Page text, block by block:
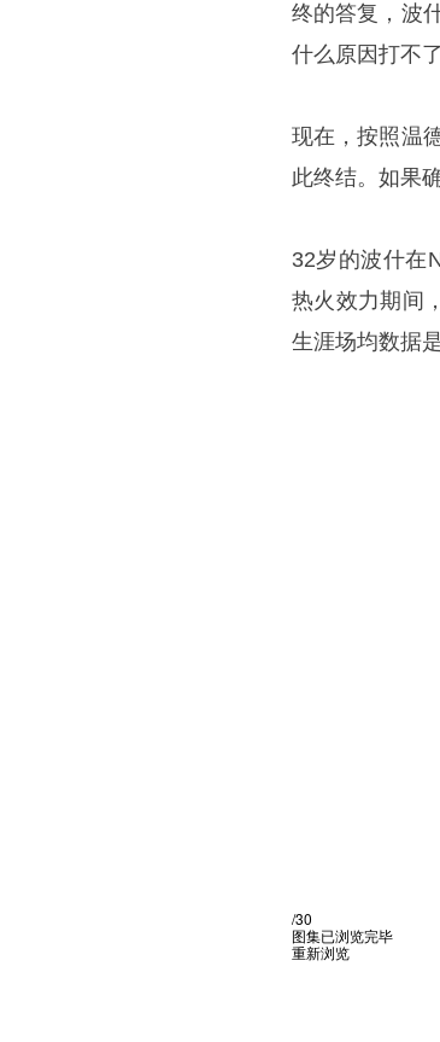
终的答复，波
什么原因打不
现在，按照温
此终结。如果
32岁的波什在
热火效力期间
生涯场均数据
/30
图集已浏览完毕
重新浏览